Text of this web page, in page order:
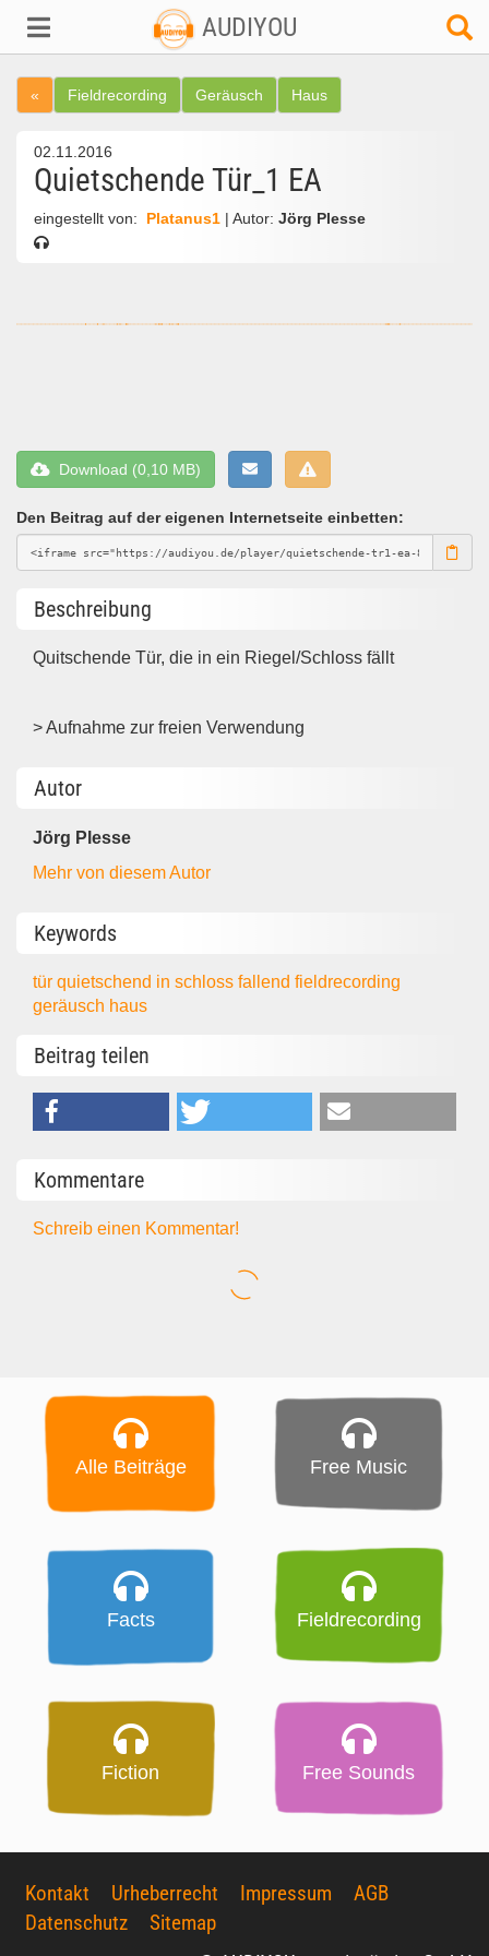
AUDIYOU
« Fieldrecording Geräusch Haus
02.11.2016
Quietschende Tür_1 EA
eingestellt von: Platanus1 | Autor: Jörg Plesse
Download (0,10 MB)
Den Beitrag auf der eigenen Internetseite einbetten:
Beschreibung
Quitschende Tür, die in ein Riegel/Schloss fällt
> Aufnahme zur freien Verwendung
Autor
Jörg Plesse
Mehr von diesem Autor
Keywords
türquietschend in schloss fallendfieldrecording
geräusch haus
Beitrag teilen
Kommentare
Schreib einen Kommentar!
Alle Beiträge Free Music
Facts Fieldrecording
Fiction Free Sounds
Kontakt Urheberrecht Impressum
AGB
Datenschutz
Sitemap